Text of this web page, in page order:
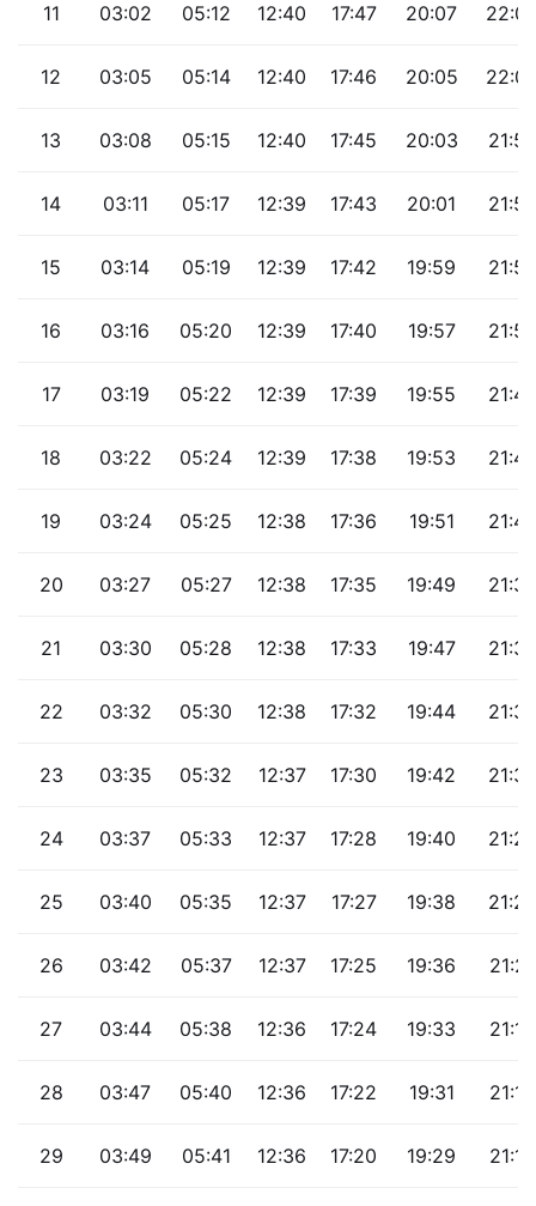
11 03:02 05:12 12:40 17:47 20:07
12 03:05 05:14 12:40 17:46 20:05
13 03:08 05:15 12:40 17:45 20:03 21:59
14 03:11 05:17 12:39 17:43 20:01 21:56
15 03:14 05:19 12:39 17:42 19:59 21:53
16 03:16 05:20 12:39 17:40 19:57 21:50
17 03:19 05:22 12:39 17:39 19:55 21:47
18 03:22 05:24 12:39 17:38 19:53 21:44
19 03:24 05:25 12:38 17:36 19:51 21:42
20 03:27 05:27 12:38 17:35 19:49 21:39
21 03:30 05:28 12:38 17:33 19:47 21:36
22 03:32 05:30 12:38 17:32 19:44 21:33
23 03:35 05:32 12:37 17:30 19:42 21:30
24 03:37 05:33 12:37 17:28 19:40 21:27
25 03:40 05:35 12:37 17:27 19:38 21:24
26 03:42 05:37 12:37 17:25 19:36 21:21
27 03:44 05:38 12:36 17:24 19:33 21:18
28 03:47 05:40 12:36 17:22 19:31 21:15
29 03:49 05:41 12:36 17:20 19:29 21:13